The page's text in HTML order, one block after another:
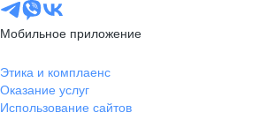
Мобильное приложение
Этика и комплаенс
Оказание услуг
Использование сайтов